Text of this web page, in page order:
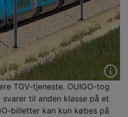
TGV-tjeneste. OUIGO-tog
svarer til anden klasse på et
billetter kan kun købes på